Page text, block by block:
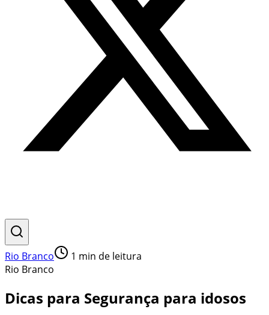
Rio Branco 1 min de leitura
Rio Branco
Dicas para Segurança para idosos